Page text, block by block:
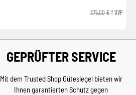
375,00 € *UVP
GEPRÜFTER SERVICE
Mit dem Trusted Shop Gütesiegel bieten wir
Ihnen garantierten Schutz gegen